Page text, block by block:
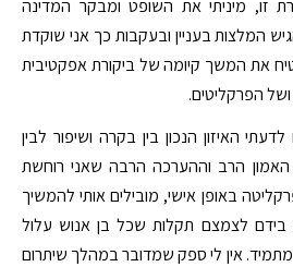
זו, מיניתי את השופט ומבקר המדינה
המלצות בעניין ובעקבות כך אני שוקדת
את המשך קיומה של ביקורת אפקטיבית
הפרקליטים.
האיזון הנכון בין בקרה ושיפור לבין
האמון הרב וההערכה הרבה שאני רוחשת
באופן אישי, מובילים אותי להמשיך
בידם לצמצם תקלות שכל בן אנוש עלול
אין לי ספק שמדובר במהלך שיתרום